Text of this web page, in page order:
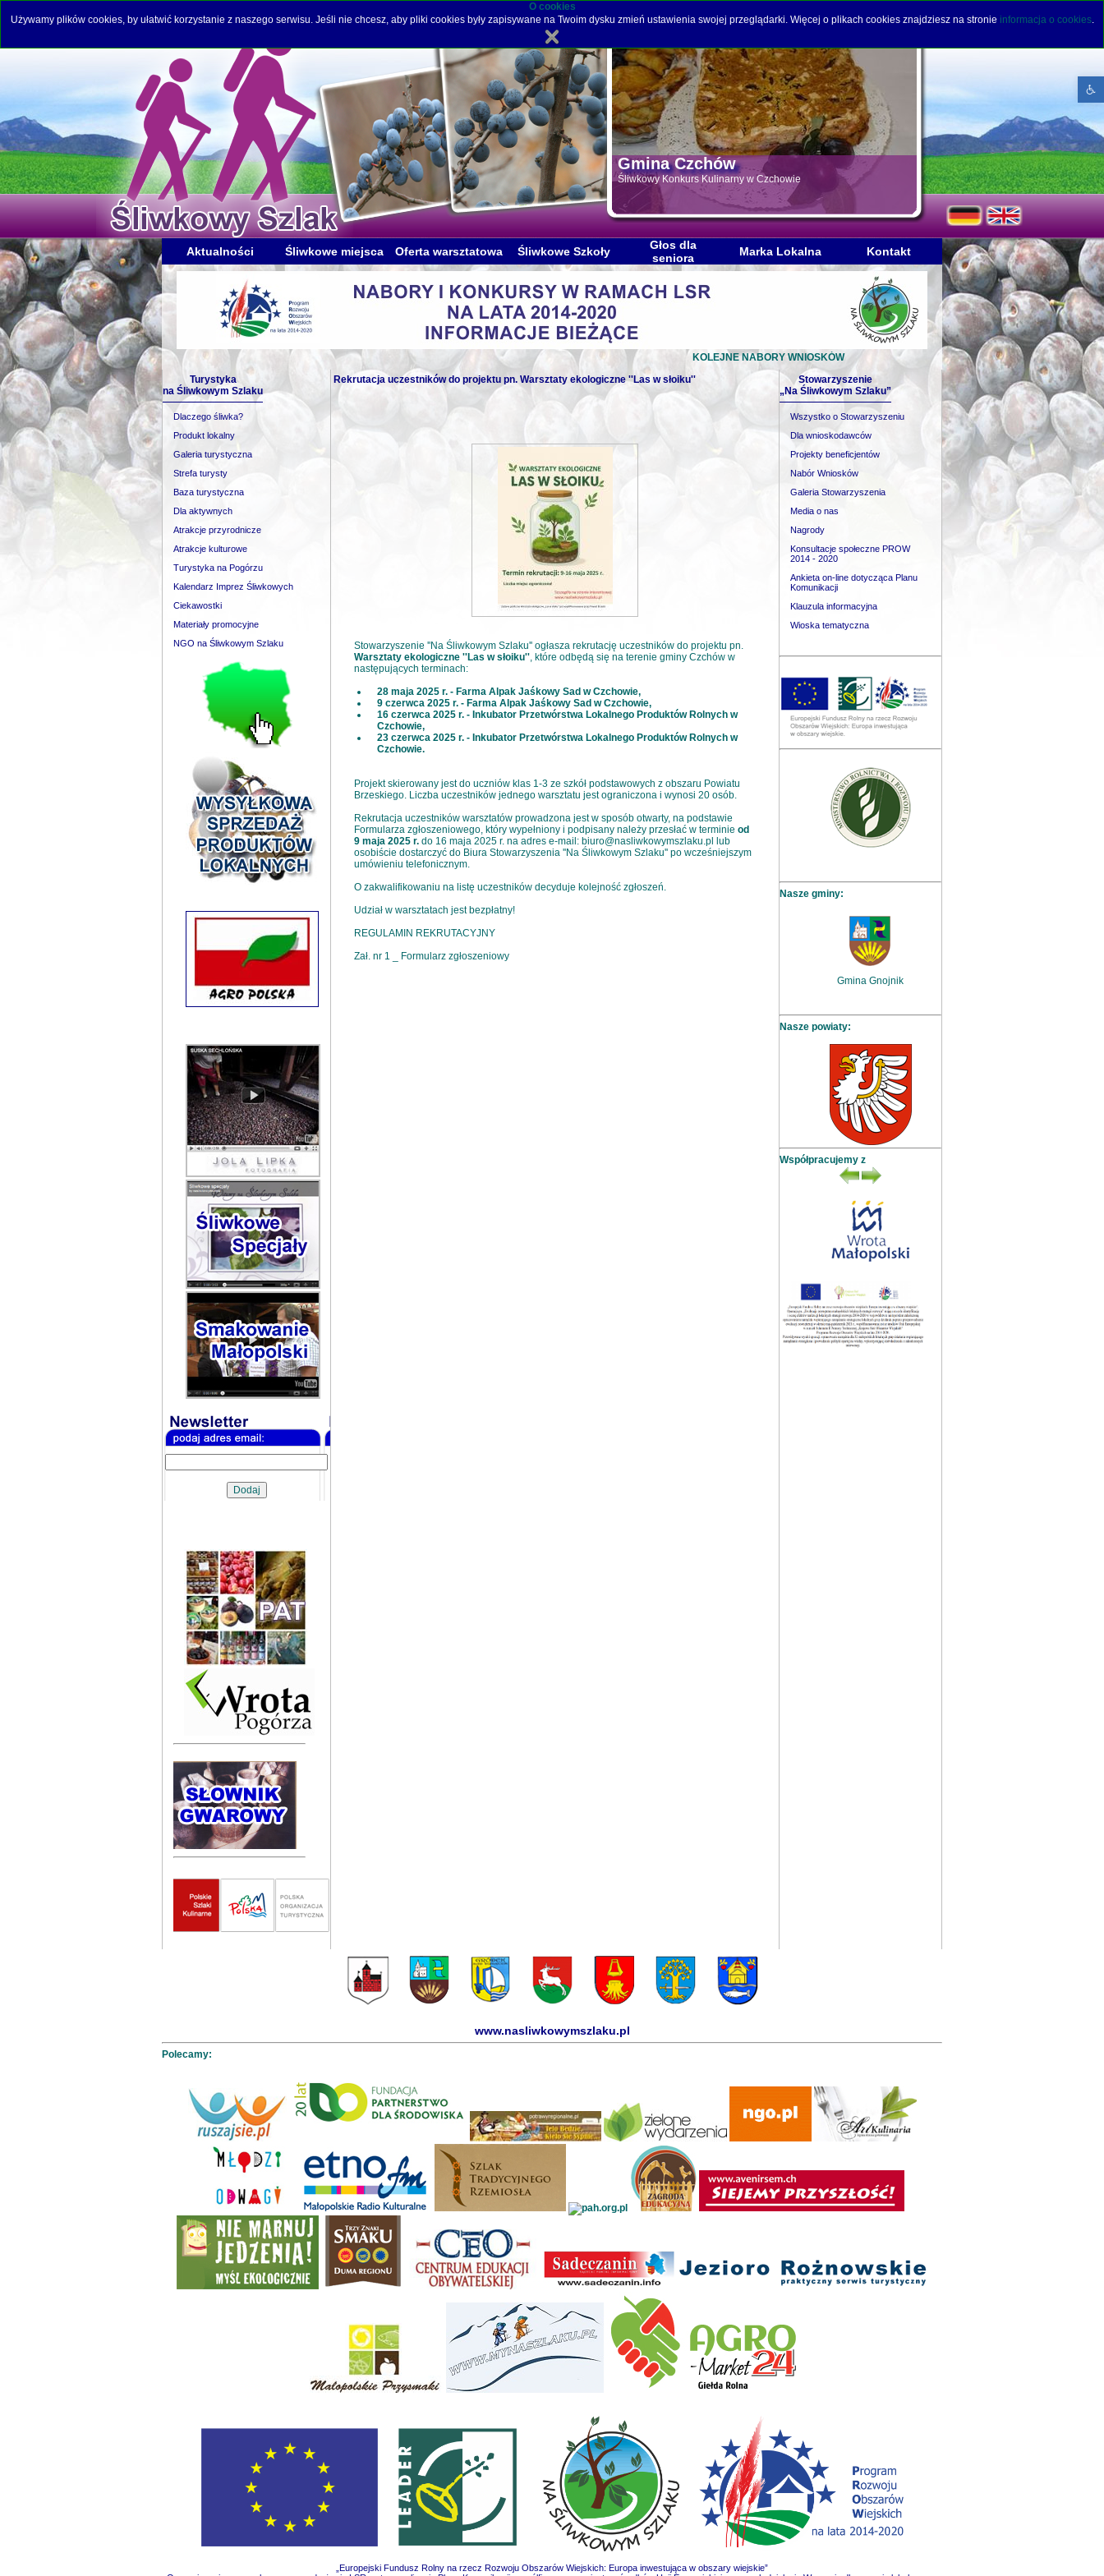
Open
O cookies
Używamy plików cookies, by ułatwić korzystanie z naszego serwisu. Jeśli nie chcesz, aby pliki cookies były zapisywane na Twoim dysku zmień ustawienia swojej przeglądarki. Więcej o plikach cookies znajdziesz na stronie informacja o cookies.
Gmina Czchów
Śliwkowy Konkurs Kulinarny w Czchowie
Aktualności Śliwkowe miejsca Oferta warsztatowa Śliwkowe Szkoły
Głos dla
seniora
Marka Lokalna Kontakt
KOLEJNE NABORY WNIOSKÓW
Turystyka
na Śliwkowym Szlaku
Dlaczego śliwka?
Produkt lokalny
Galeria turystyczna
Strefa turysty
Baza turystyczna
Dla aktywnych
Atrakcje przyrodnicze
Atrakcje kulturowe
Turystyka na Pogórzu
Kalendarz Imprez Śliwkowych
Ciekawostki
Materiały promocyjne
NGO na Śliwkowym Szlaku
Rekrutacja uczestników do projektu pn. Warsztaty ekologiczne ''Las w słoiku''
Stowarzyszenie ''Na Śliwkowym Szlaku'' ogłasza rekrutację uczestników do projektu pn.
Warsztaty ekologiczne ''Las w słoiku'', które odbędą się na terenie gminy Czchów w
następujących terminach:
28 maja 2025 r. - Farma Alpak Jaśkowy Sad w Czchowie,
9 czerwca 2025 r. - Farma Alpak Jaśkowy Sad w Czchowie,
16 czerwca 2025 r. - Inkubator Przetwórstwa Lokalnego Produktów Rolnych w
Czchowie,
23 czerwca 2025 r. - Inkubator Przetwórstwa Lokalnego Produktów Rolnych w
Czchowie.
Projekt skierowany jest do uczniów klas 1-3 ze szkół podstawowych z obszaru Powiatu
Brzeskiego. Liczba uczestników jednego warsztatu jest ograniczona i wynosi 20 osób.
Rekrutacja uczestników warsztatów prowadzona jest w sposób otwarty, na podstawie
Formularza zgłoszeniowego, który wypełniony i podpisany należy przesłać w terminie od
9 maja 2025 r.do 16 maja 2025 r. na adres e-mail: biuro@nasliwkowymszlaku.pl lub
osobiście dostarczyć do Biura Stowarzyszenia ''Na Śliwkowym Szlaku'' po wcześniejszym
umówieniu telefonicznym.
O zakwalifikowaniu na listę uczestników decyduje kolejność zgłoszeń.
Udział w warsztatach jest bezpłatny!
REGULAMIN REKRUTACYJNY
Zał. nr 1 _ Formularz zgłoszeniowy
Stowarzyszenie
„Na Śliwkowym Szlaku”
Wszystko o Stowarzyszeniu
Dla wnioskodawców
Projekty beneficjentów
Nabór Wniosków
Galeria Stowarzyszenia
Media o nas
Nagrody
Konsultacje społeczne PROW
2014 - 2020
Ankieta on-line dotycząca Planu
Komunikacji
Klauzula informacyjna
Wioska tematyczna
Nasze gminy:
Gmina Gnojnik
Nasze powiaty:
Współpracujemy z
www.nasliwkowymszlaku.pl
Polecamy:
„Europejski Fundusz Rolny na rzecz Rozwoju Obszarów Wiejskich: Europa inwestująca w obszary wiejskie”